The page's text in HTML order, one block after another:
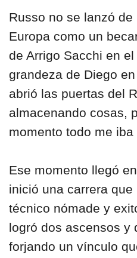
Russo no se lanzó
Europa como un
de Arrigo Sacchi en
grandeza de Diego
abrió las puertas del
almacenando cosas,
momento todo me iba
Ese momento llegó
inició una carrera
técnico nómade y
logró dos ascensos y
forjando un vínculo